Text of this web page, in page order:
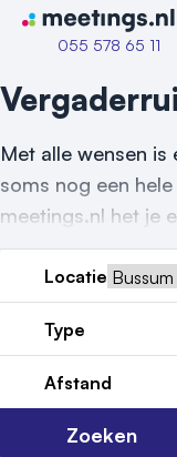
Naar home van
055 578 65 11
Locatiegids
Meld
Met alle wensen
soms nog een
meetings.nl het je
Locatie
Type
Afstand
Zoeken